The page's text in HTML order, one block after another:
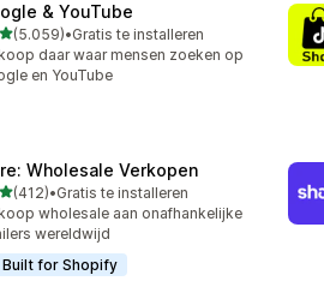
& YouTube
van 5 sterren
(5.059)
recensies in totaal
•Gratis te installeren
daar waar mensen zoeken op
en YouTube
Wholesale Verkopen
van 5 sterren
(412)
recensies in totaal
•Gratis te installeren
wholesale aan onafhankelijke
wereldwijd
Built for Shopify